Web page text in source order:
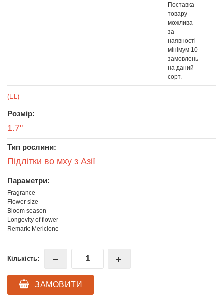
Поставка
товару
можлива
за
наявності
мінімум 10
замовлень
на даний
сорт.
(EL)
Розмір:
1.7"
Тип рослини:
Підлітки во мху з Азії
Параметри:
Fragrance
Flower size
Bloom season
Longevity of flower
Remark: Mericlone
Кількість:
ЗАМОВИТИ